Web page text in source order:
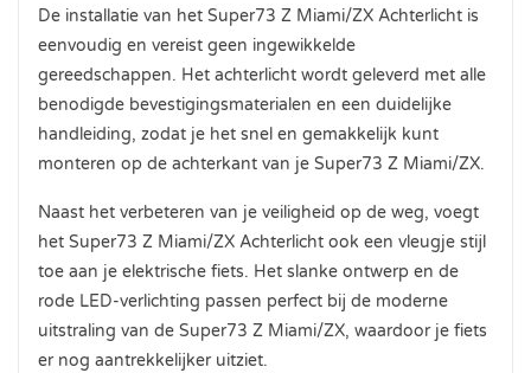
De installatie van het Super73 Z Miami/ZX Achterlicht is
eenvoudig en vereist geen ingewikkelde
gereedschappen. Het achterlicht wordt geleverd met alle
benodigde bevestigingsmaterialen en een duidelijke
handleiding, zodat je het snel en gemakkelijk kunt
monteren op de achterkant van je Super73 Z Miami/ZX.
Naast het verbeteren van je veiligheid op de weg, voegt
het Super73 Z Miami/ZX Achterlicht ook een vleugje stijl
toe aan je elektrische fiets. Het slanke ontwerp en de
rode LED-verlichting passen perfect bij de moderne
uitstraling van de Super73 Z Miami/ZX, waardoor je fiets
er nog aantrekkelijker uitziet.